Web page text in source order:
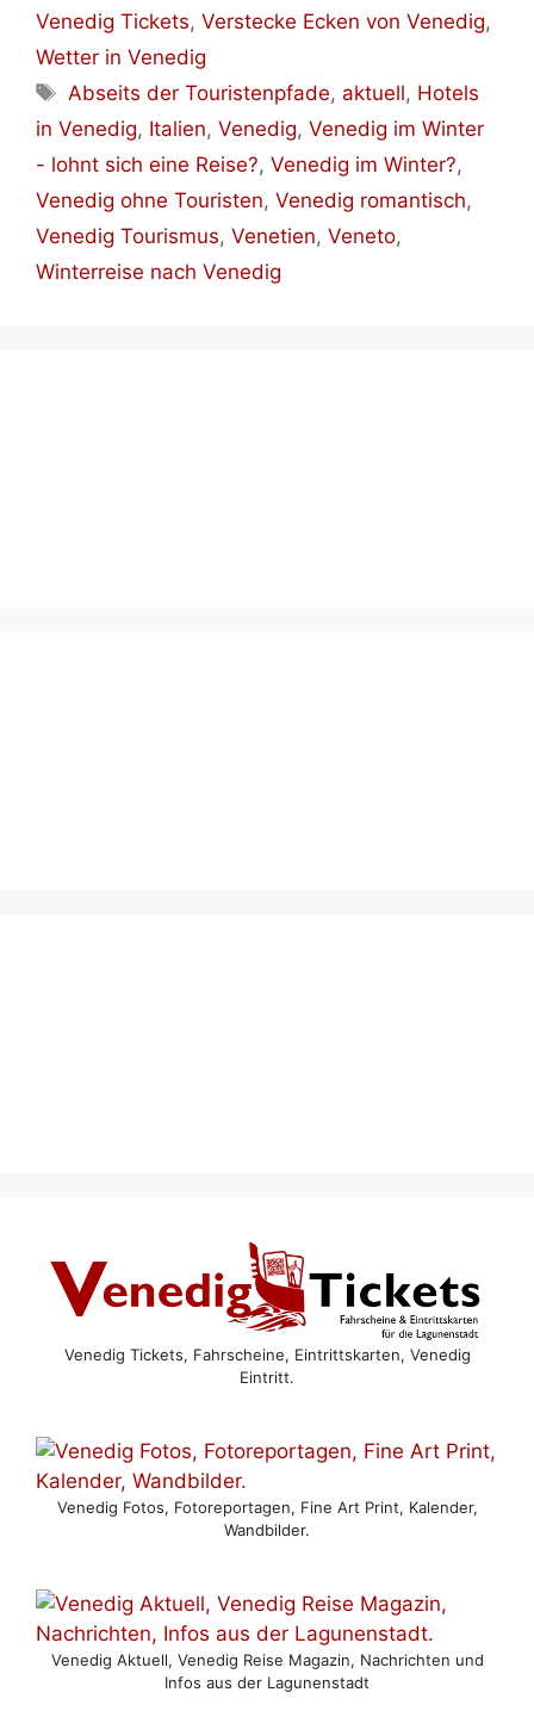
Venedig Tickets, Verstecke Ecken von Venedig,
Wetter in Venedig
Schlagwörter
Abseits der Touristenpfade, aktuell, Hotels
in Venedig, Italien, Venedig, Venedig im Winter
- lohnt sich eine Reise?, Venedig im Winter?,
Venedig ohne Touristen, Venedig romantisch,
Venedig Tourismus, Venetien, Veneto,
Winterreise nach Venedig
Venedig Tickets, Fahrscheine, Eintrittskarten, Venedig
Eintritt.
Venedig Fotos, Fotoreportagen, Fine Art Print, Kalender,
Wandbilder.
Venedig Aktuell, Venedig Reise Magazin, Nachrichten und
Infos aus der Lagunenstadt